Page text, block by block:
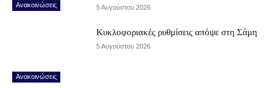
Ανακοινώσεις 5 Αυγούστου 2026
Ανακοινώσεις
Κυκλοφοριακές ρυθμίσεις απόψε στη Σάμη
5 Αυγούστου 2026